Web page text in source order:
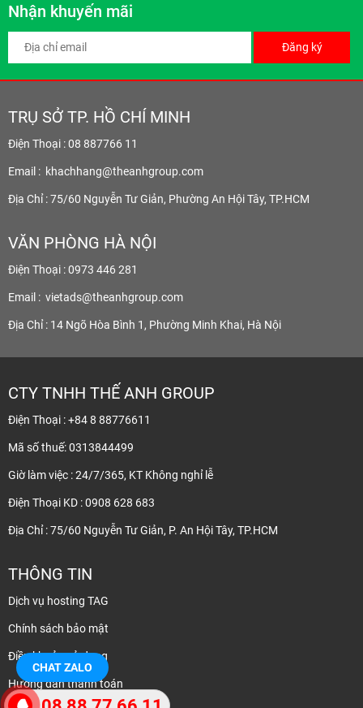
Nhận khuyến mãi
Đăng ký
TRỤ SỞ TP. HỒ CHÍ MINH
Điện Thoại : 08 887766 11
Email : khachhang@theanhgroup.com
Địa Chỉ : 75/60 Nguyễn Tư Giản, Phường An Hội Tây, TP.HCM
VĂN PHÒNG HÀ NỘI
Điện Thoại : 0973 446 281
Email : vietads@theanhgroup.com
Địa Chỉ : 14 Ngõ Hòa Bình 1, Phường Minh Khai, Hà Nội
CTY TNHH THẾ ANH GROUP
Điện Thoại : +84 8 88776611
Mã số thuế: 0313844499
Giờ làm việc : 24/7/365, KT Không nghỉ lễ
Điện Thoại KD : 0908 628 683
Địa Chỉ : 75/60 Nguyễn Tư Giản, P. An Hội Tây, TP.HCM
THÔNG TIN
Dịch vụ hosting TAG
Chính sách bảo mật
Điều khoản sử dụng
Hướng dẫn thanh toán
CHAT ZALO